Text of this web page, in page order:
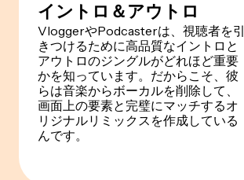
イントロ＆アウトロ
VloggerやPodcasterは、視聴者を引
きつけるために高品質なイントロと
アウトロのジングルがどれほど重要
かを知っています。だからこそ、彼
らは音楽からボーカルを削除して、
画面上の要素と完璧にマッチするオ
リジナルリミックスを作成している
んです。